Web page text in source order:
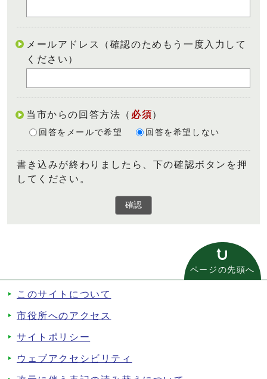
メールアドレス（確認のためもう一度入力して
ください）
当市からの回答方法 （ 必須）
回答をメールで希望 回答を希望しない
書き込みが終わりましたら、下の確認ボタンを押
してください。
確認
ページの先頭へ
このサイトについて
市役所へのアクセス
サイトポリシー
ウェブアクセシビリティ